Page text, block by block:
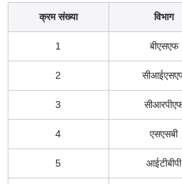
क्रम संख्या विभाग
1 बीएसएफ
2
3
4 एसएसबी
5 आईटीबीपी